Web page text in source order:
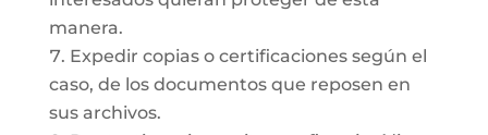
manera.
Expedir copias o certificaciones según el
caso, de los documentos que reposen en
sus archivos.